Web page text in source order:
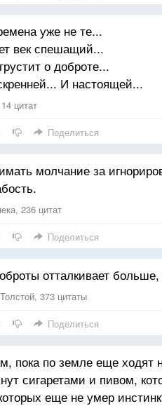
уже не те...
век спешащий...
о доброте...
И настоящей...
цитат
Поделиться
молчание за
236 цитат
Поделиться
отталкивает
373 цитаты
Поделиться
пока по земле еще
сигаретами и пивом,
еще не умер